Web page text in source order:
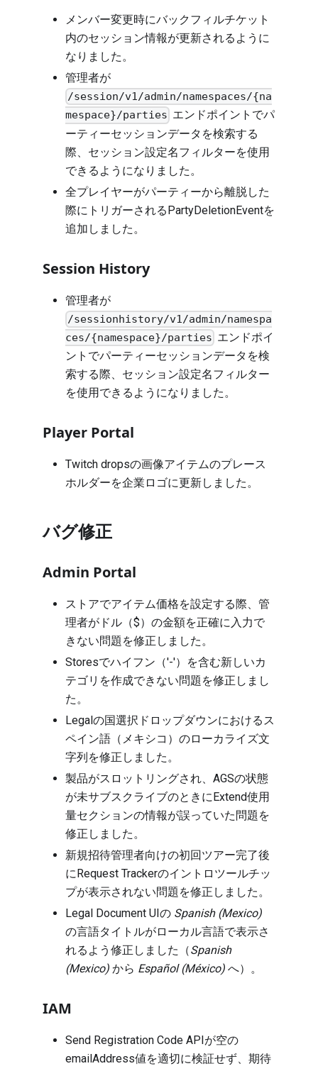
メンバー変更時にバックフィルチケット
内のセッション情報が更新されるように
なりました。
管理者が
/session/v1/admin/namespaces/{na
mespace}/parties エンドポイントでパ
ーティーセッションデータを検索する
際、セッション設定名フィルターを使用
できるようになりました。
全プレイヤーがパーティーから離脱した
際にトリガーされるPartyDeletionEventを
追加しました。
Session History
管理者が
/sessionhistory/v1/admin/namespa
ces/{namespace}/parties エンドポイ
ントでパーティーセッションデータを検
索する際、セッション設定名フィルター
を使用できるようになりました。
Player Portal
Twitch dropsの画像アイテムのプレース
ホルダーを企業ロゴに更新しました。
バグ修正
Admin Portal
ストアでアイテム価格を設定する際、管
理者がドル（$）の金額を正確に入力で
きない問題を修正しました。
Storesでハイフン（'-'）を含む新しいカ
テゴリを作成できない問題を修正しまし
た。
Legalの国選択ドロップダウンにおけるス
ペイン語（メキシコ）のローカライズ文
字列を修正しました。
製品がスロットリングされ、AGSの状態
が未サブスクライブのときにExtend使用
量セクションの情報が誤っていた問題を
修正しました。
新規招待管理者向けの初回ツアー完了後
にRequest Trackerのイントロツールチッ
プが表示されない問題を修正しました。
Legal Document UIの Spanish (Mexico)
の言語タイトルがローカル言語で表示さ
れるよう修正しました（Spanish
(Mexico) から Español (México) へ）。
IAM
Send Registration Code APIが空の
emailAddress値を適切に検証せず、期待